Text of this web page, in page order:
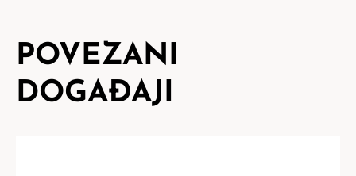
POVEZANI
DOGAĐAJI